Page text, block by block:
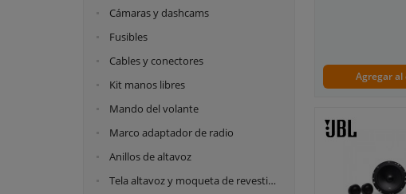
220 vatios
230 vatios
240 vatios
170 MM
190 MM
200 MM
220 MM
230 MM
250 MM
260 MM
300 MM
Cámaras y dashcams
Fusibles
Cables y conectores
Kit manos libres
Mando del volante
Marco adaptador de radio
Anillos de altavoz
Tela altavoz y moqueta de revestimiento
Agregar